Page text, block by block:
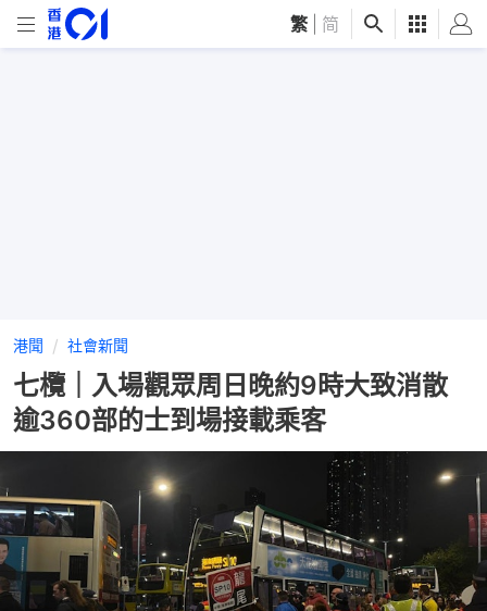
繁 简
港聞 社會新聞
七欖｜入場觀眾周日晚約9時大致消散
逾360部的士到場接載乘客